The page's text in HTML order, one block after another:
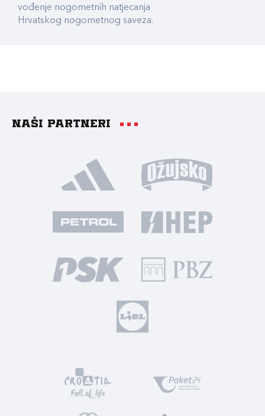
vođenje nogometnih natjecanja
Hrvatskog nogometnog saveza.
Naši partneri